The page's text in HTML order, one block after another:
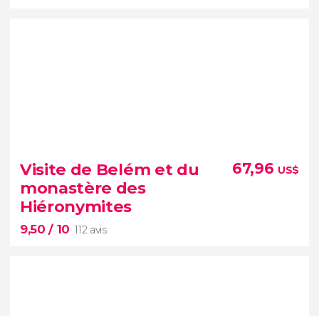
billets pour la librairie Lello
plus belles librairies du
monde
Visite de Belém et du
monastère des
Hiéronymites
9,50/ 10 112 avis
67,96 US$